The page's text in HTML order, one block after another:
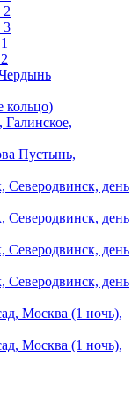
2
3
кольцо)
Галинское,
Пустынь,
Северодвинск, день
Северодвинск, день
Северодвинск, день
Северодвинск, день
Москва (1 ночь),
Москва (1 ночь),